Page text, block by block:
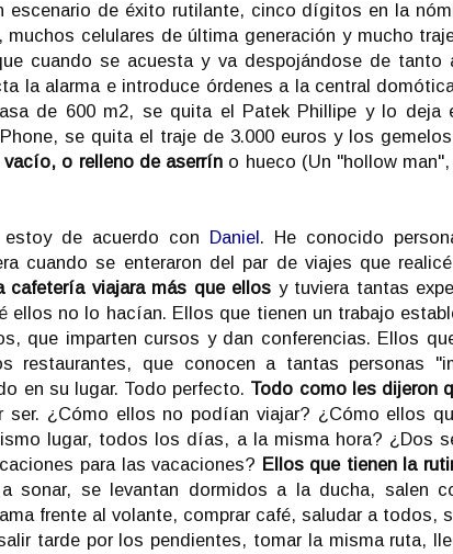
escenario de éxito rutilante, cinco dígitos en la
muchos celulares de última generación y mucho
cuando se acuesta y va despojándose de tanto
la alarma e introduce órdenes a la central
de 600 m2, se quita el Patek Phillipe y lo deja
se quita el traje de 3.000 euros y los
o relleno de aserrín o hueco (Un "hollow
de acuerdo con Daniel . He conocido
cuando se enteraron del par de viajes que
cafetería viajara más que ellos y tuviera tantas
ellos no lo hacían. Ellos que tienen un trabajo
que imparten cursos y dan conferencias. Ellos
restaurantes, que conocen a tantas personas
en su lugar. Todo perfecto. Todo como les dijeron
ser. ¿Cómo ellos no podían viajar? ¿Cómo ellos
lugar, todos los días, a la misma hora? ¿Dos
para las vacaciones? Ellos que tienen la
sonar, se levantan dormidos a la ducha, salen
frente al volante, comprar café, saludar a todos,
tarde por los pendientes, tomar la misma ruta,